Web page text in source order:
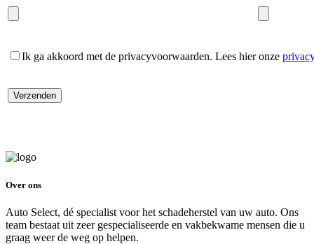
Ik ga akkoord met de privacyvoorwaarden. Lees hier onze
Over ons
Auto Select, dé specialist voor het schadeherstel van uw auto. Ons
team bestaat uit zeer gespecialiseerde en vakbekwame mensen die u
graag weer de weg op helpen.